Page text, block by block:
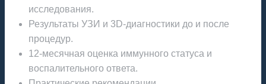
исследования.
Результаты УЗИ и 3D-диагностики до и после
процедур.
12-месячная оценка иммунного статуса и
воспалительного ответа.